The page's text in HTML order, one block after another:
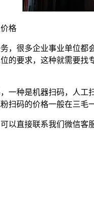
格
，很多企业事业单位
的要求，这种就需要
一种是机器扫码，人
扫码的价格一般在三毛
以直接联系我们微信客